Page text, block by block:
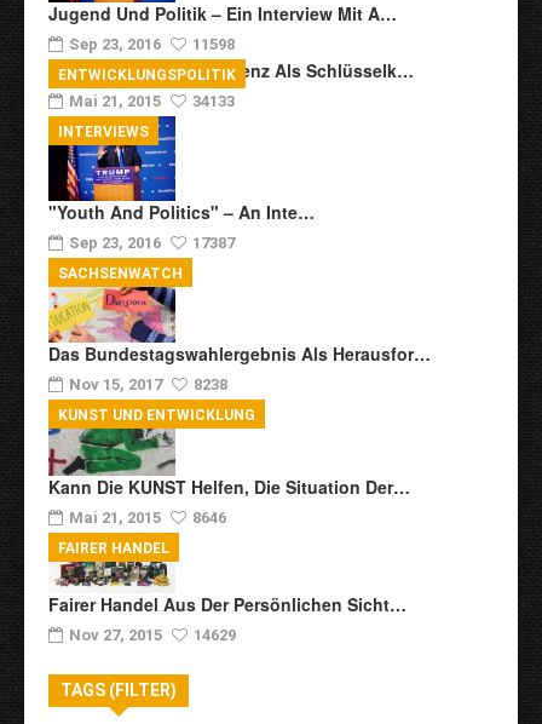
Jugend Und Politik – Ein Interview Mit A…
Sep 23, 2016 11598
Transkulturelle Kompetenz Als Schlüsselk…
Mai 21, 2015 34133
ENTWICKLUNGSPOLITIK
"Youth And Politics" – An Inte…
Sep 23, 2016 17387
INTERVIEWS
Das Bundestagswahlergebnis Als Herausfor…
Nov 15, 2017 8238
SACHSENWATCH
Kann Die KUNST Helfen, Die Situation Der…
Mai 21, 2015 8646
KUNST UND ENTWICKLUNG
Fairer Handel Aus Der Persönlichen Sicht…
Nov 27, 2015 14629
FAIRER HANDEL
TAGS (FILTER)